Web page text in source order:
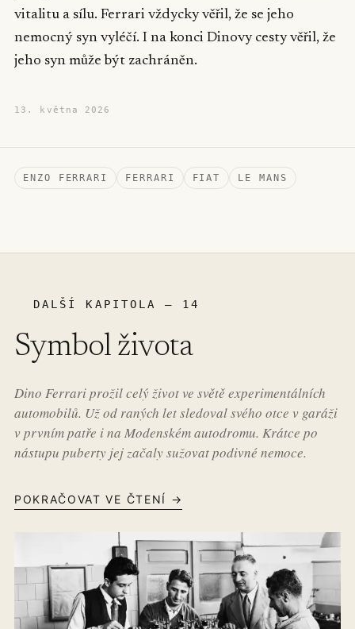
vitalitu a sílu. Ferrari vždycky věřil, že se jeho
nemocný syn vyléčí. I na konci Dinovy cesty věřil, že
jeho syn může být zachráněn.
13. května 2026
ENZO FERRARI FERRARI FIAT LE MANS
DALŠÍ KAPITOLA – 14
Symbol života
Dino Ferrari prožil celý život ve světě experimentálních
automobilů. Už od raných let sledoval svého otce v garáži
v prvním patře i na Modenském autodromu. Krátce po
nástupu puberty jej začaly sužovat podivné nemoce.
POKRAČOVAT VE ČTENÍ →